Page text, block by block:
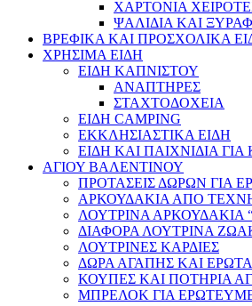
ΧΑΡΤΟΝΙΑ
ΨΑΛΙΔΙΑ ΚΑΙ
ΒΡΕΦΙΚΑ ΚΑΙ ΠΡΟΣΧΟΛΙΚΑ
ΧΡΗΣΙΜΑ ΕΙΔΗ
ΕΙΔΗ ΚΑΠΝΙΣΤΟΥ
ΑΝΑΠΤΗΡΕΣ
ΣΤΑΧΤΟΔΟΧΕΙΑ
ΕΙΔΗ CAMPING
ΕΚΚΛΗΣΙΑΣΤΙΚΑ ΕΙΔΗ
ΕΙΔΗ ΚΑΙ ΠΑΙΧΝΙΔΙΑ ΓΙΑ
ΑΓΙΟΥ ΒΑΛΕΝΤΙΝΟΥ
ΠΡΟΤΑΣΕΙΣ ΔΩΡΩΝ ΓΙΑ
ΑΡΚΟΥΔΑΚΙΑ ΑΠΟ
ΛΟΥΤΡΙΝΑ ΑΡΚΟΥΔΑΚΙΑ
ΔΙΑΦΟΡΑ ΛΟΥΤΡΙΝΑ
ΛΟΥΤΡΙΝΕΣ ΚΑΡΔΙΕΣ
ΔΩΡΑ ΑΓΑΠΗΣ ΚΑΙ ΕΡΩΤΑ
ΚΟΥΠΕΣ ΚΑΙ ΠΟΤΗΡΙΑ
ΜΠΡΕΛΟΚ ΓΙΑ